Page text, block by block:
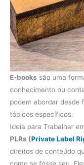
E-books são uma
conhecimento ou
podem abordar desde
tópicos específicos.
Ideia para Trabalhar
PLRs (Private Label
direitos de conteúdo